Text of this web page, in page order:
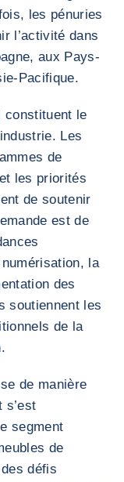
les pénuries
l’activité dans
aux Pays-
Pacifique.
constituent le
Les
de
les priorités
de soutenir
est de
la
des
soutiennent les
de la
de manière
s’est
segment
de
défis